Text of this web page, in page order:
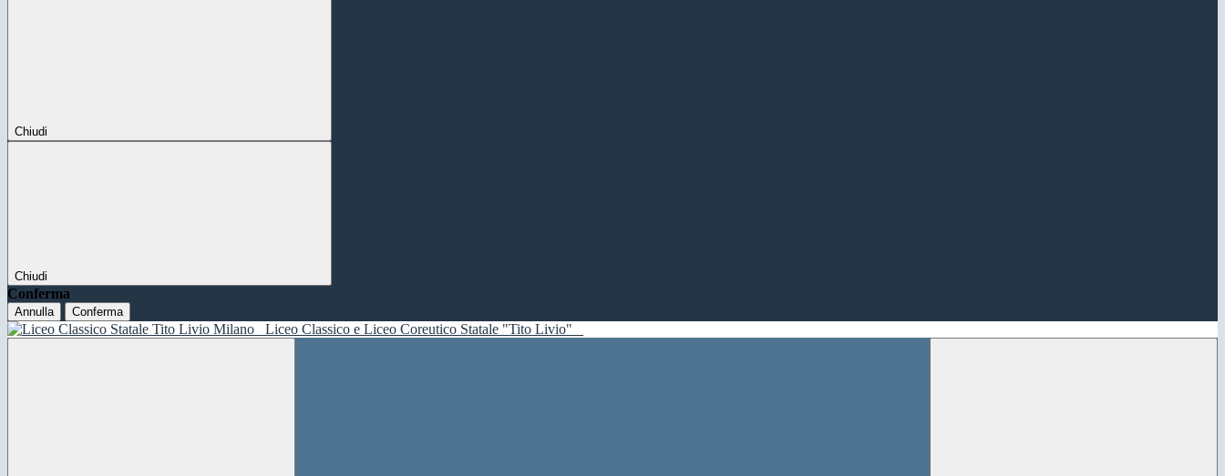
Chiudi
Chiudi
Conferma
Annulla Conferma
Liceo Classico e Liceo Coreutico Statale "Tito Livio"